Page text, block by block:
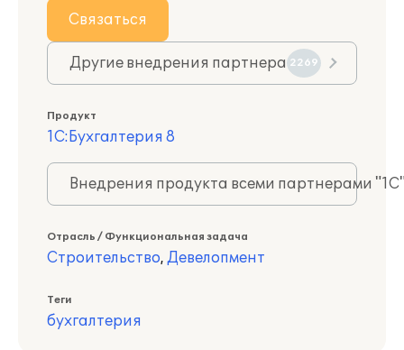
Связаться
Другие внедрения партнера 2269
Продукт
1С:Бухгалтерия 8
Внедрения продукта всеми партнерами
Отрасль / Функциональная задача
Строительство, Девелопмент
Теги
бухгалтерия